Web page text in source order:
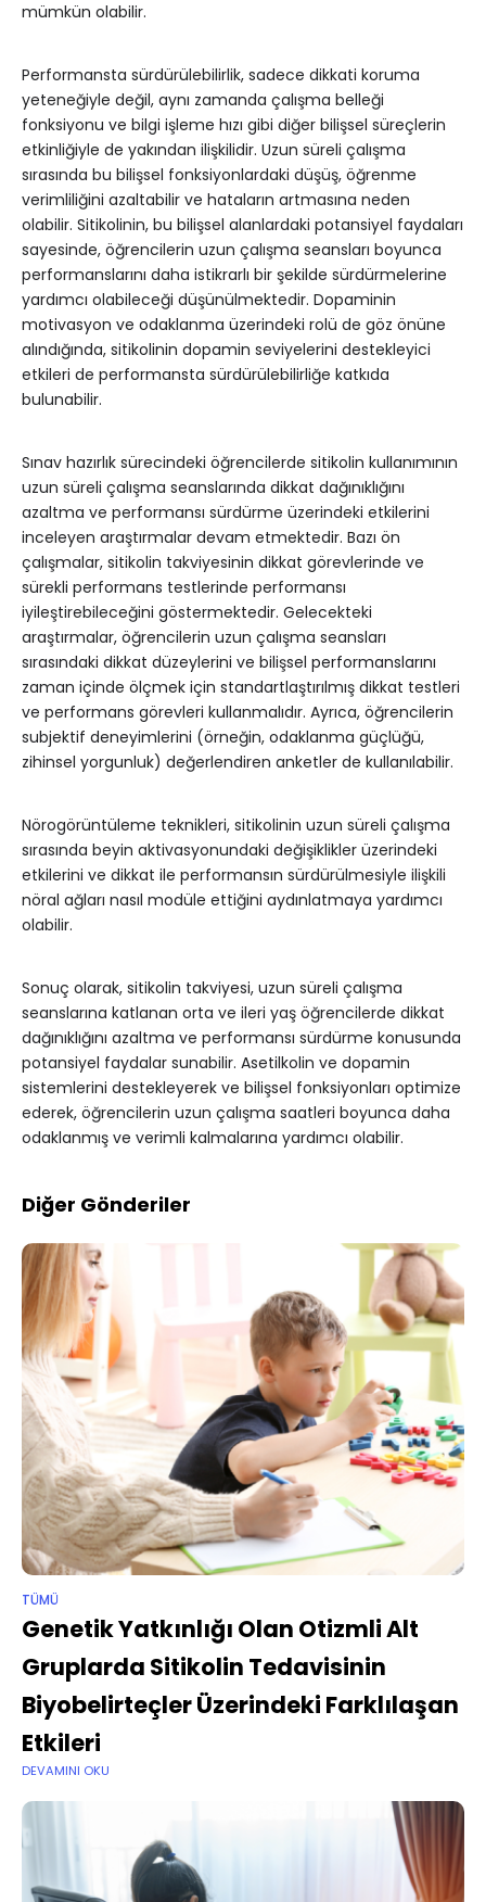
mümkün olabilir.
Performansta sürdürülebilirlik, sadece dikkati koruma
yeteneğiyle değil, aynı zamanda çalışma belleği
fonksiyonu ve bilgi işleme hızı gibi diğer bilişsel süreçlerin
etkinliğiyle de yakından ilişkilidir. Uzun süreli çalışma
sırasında bu bilişsel fonksiyonlardaki düşüş, öğrenme
verimliliğini azaltabilir ve hataların artmasına neden
olabilir. Sitikolinin, bu bilişsel alanlardaki potansiyel faydaları
sayesinde, öğrencilerin uzun çalışma seansları boyunca
performanslarını daha istikrarlı bir şekilde sürdürmelerine
yardımcı olabileceği düşünülmektedir. Dopaminin
motivasyon ve odaklanma üzerindeki rolü de göz önüne
alındığında, sitikolinin dopamin seviyelerini destekleyici
etkileri de performansta sürdürülebilirliğe katkıda
bulunabilir.
Sınav hazırlık sürecindeki öğrencilerde sitikolin kullanımının
uzun süreli çalışma seanslarında dikkat dağınıklığını
azaltma ve performansı sürdürme üzerindeki etkilerini
inceleyen araştırmalar devam etmektedir. Bazı ön
çalışmalar, sitikolin takviyesinin dikkat görevlerinde ve
sürekli performans testlerinde performansı
iyileştirebileceğini göstermektedir. Gelecekteki
araştırmalar, öğrencilerin uzun çalışma seansları
sırasındaki dikkat düzeylerini ve bilişsel performanslarını
zaman içinde ölçmek için standartlaştırılmış dikkat testleri
ve performans görevleri kullanmalıdır. Ayrıca, öğrencilerin
subjektif deneyimlerini (örneğin, odaklanma güçlüğü,
zihinsel yorgunluk) değerlendiren anketler de kullanılabilir.
Nörogörüntüleme teknikleri, sitikolinin uzun süreli çalışma
sırasında beyin aktivasyonundaki değişiklikler üzerindeki
etkilerini ve dikkat ile performansın sürdürülmesiyle ilişkili
nöral ağları nasıl modüle ettiğini aydınlatmaya yardımcı
olabilir.
Sonuç olarak, sitikolin takviyesi, uzun süreli çalışma
seanslarına katlanan orta ve ileri yaş öğrencilerde dikkat
dağınıklığını azaltma ve performansı sürdürme konusunda
potansiyel faydalar sunabilir. Asetilkolin ve dopamin
sistemlerini destekleyerek ve bilişsel fonksiyonları optimize
ederek, öğrencilerin uzun çalışma saatleri boyunca daha
odaklanmış ve verimli kalmalarına yardımcı olabilir.
Diğer Gönderiler
TÜMÜ
Genetik Yatkınlığı Olan Otizmli Alt
Gruplarda Sitikolin Tedavisinin
Biyobelirteçler Üzerindeki Farklılaşan
Etkileri
DEVAMINI OKU